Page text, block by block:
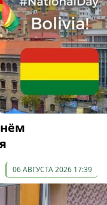
06 АВГУСТА 2026 17:39